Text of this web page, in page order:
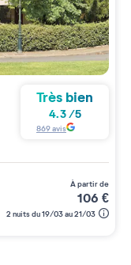
Très bien
4.3/5
869avis
à partir de
106 €
2 nuits du 19/03 au 21/03